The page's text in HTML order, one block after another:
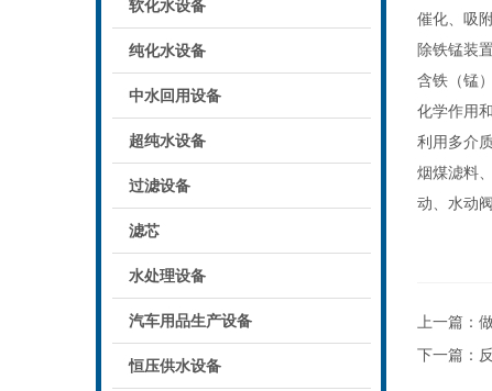
软化水设备
纯化水设备
中水回用设备
超纯水设备
过滤设备
滤芯
水处理设备
汽车用品生产设备
恒压供水设备
催化、吸
除铁锰装
含铁（锰
化学作用
利用多介
烟煤滤料
动、水动
上一篇：
下一篇：